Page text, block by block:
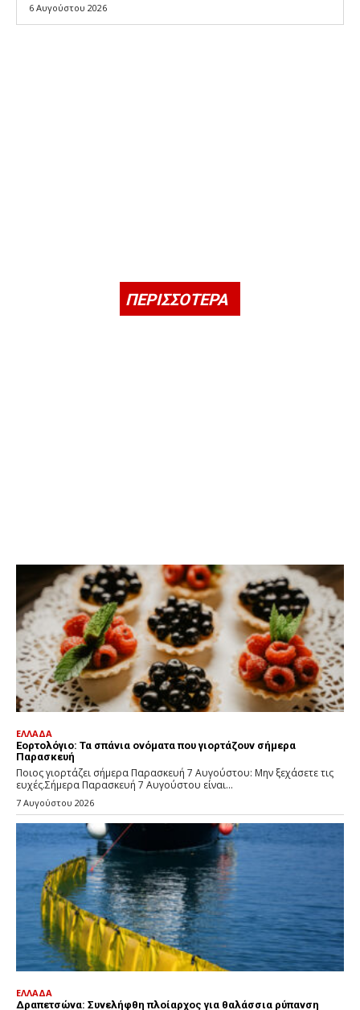
6 Αυγούστου 2026
ΠΕΡΙΣΣΟΤΕΡΑ
ΕΛΛΑΔΑ
Εορτολόγιο: Τα σπάνια ονόματα που γιορτάζουν σήμερα
Παρασκευή
Ποιος γιορτάζει σήμερα Παρασκευή 7 Αυγούστου: Μην ξεχάσετε τις
ευχές.Σήμερα Παρασκευή 7 Αυγούστου είναι...
7 Αυγούστου 2026
ΕΛΛΑΔΑ
Δραπετσώνα: Συνελήφθη πλοίαρχος για θαλάσσια ρύπανση